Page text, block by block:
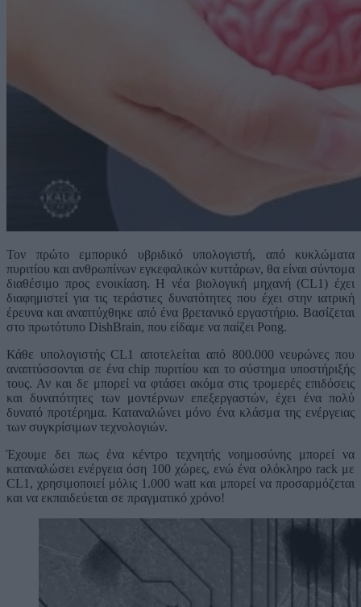
Τον πρώτο εμπορικό υβριδικό υπολογιστή, από κυκλώματα
πυριτίου και ανθρωπίνων εγκεφαλικών κυττάρων, θα είναι σύντομα
διαθέσιμο προς ενοικίαση. Η νέα βιολογική μηχανή (CL1) έχει
διαφημιστεί για τις τεράστιες δυνατότητες που έχει στην ιατρική
έρευνα και αναπτύχθηκε από ένα βρετανικό εργαστήριο. Βασίζεται
στο πρωτότυπο DishBrain, που είδαμε να παίζει Pong.
Κάθε υπολογιστής CL1 αποτελείται από 800.000 νευρώνες που
αναπτύσσονται σε ένα chip πυριτίου και το σύστημα υποστήριξής
τους. Αν και δε μπορεί να φτάσει ακόμα στις τρομερές επιδόσεις
και δυνατότητες των μοντέρνων επεξεργαστών, έχει ένα πολύ
δυνατό προτέρημα. Καταναλώνει μόνο ένα κλάσμα της ενέργειας
των συγκρίσιμων τεχνολογιών.
Έχουμε δει πως ένα κέντρο τεχνητής νοημοσύνης μπορεί να
καταναλώσει ενέργεια όση 100 χώρες, ενώ ένα ολόκληρο rack με
CL1, χρησιμοποιεί μόλις 1.000 watt και μπορεί να προσαρμόζεται
και να εκπαιδεύεται σε πραγματικό χρόνο!